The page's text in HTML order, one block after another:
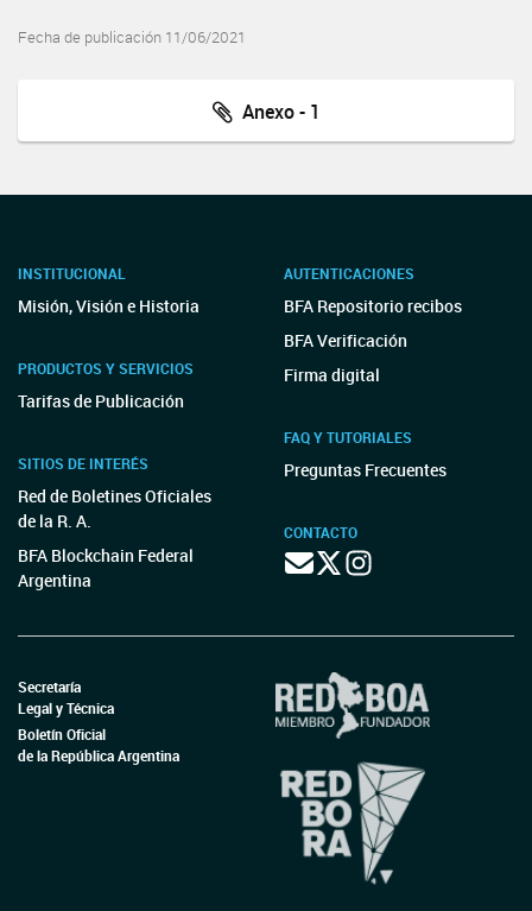
Fecha de publicación 11/06/2021
Anexo - 1
INSTITUCIONAL
Misión, Visión e Historia
PRODUCTOS Y SERVICIOS
Tarifas de Publicación
SITIOS DE INTERÉS
Red de Boletines Oficiales
de la R. A.
BFA Blockchain Federal
Argentina
AUTENTICACIONES
BFA Repositorio recibos
BFA Verificación
Firma digital
FAQ Y TUTORIALES
Preguntas Frecuentes
CONTACTO
Secretaría
Legal y Técnica
Boletín Oficial
de la República Argentina